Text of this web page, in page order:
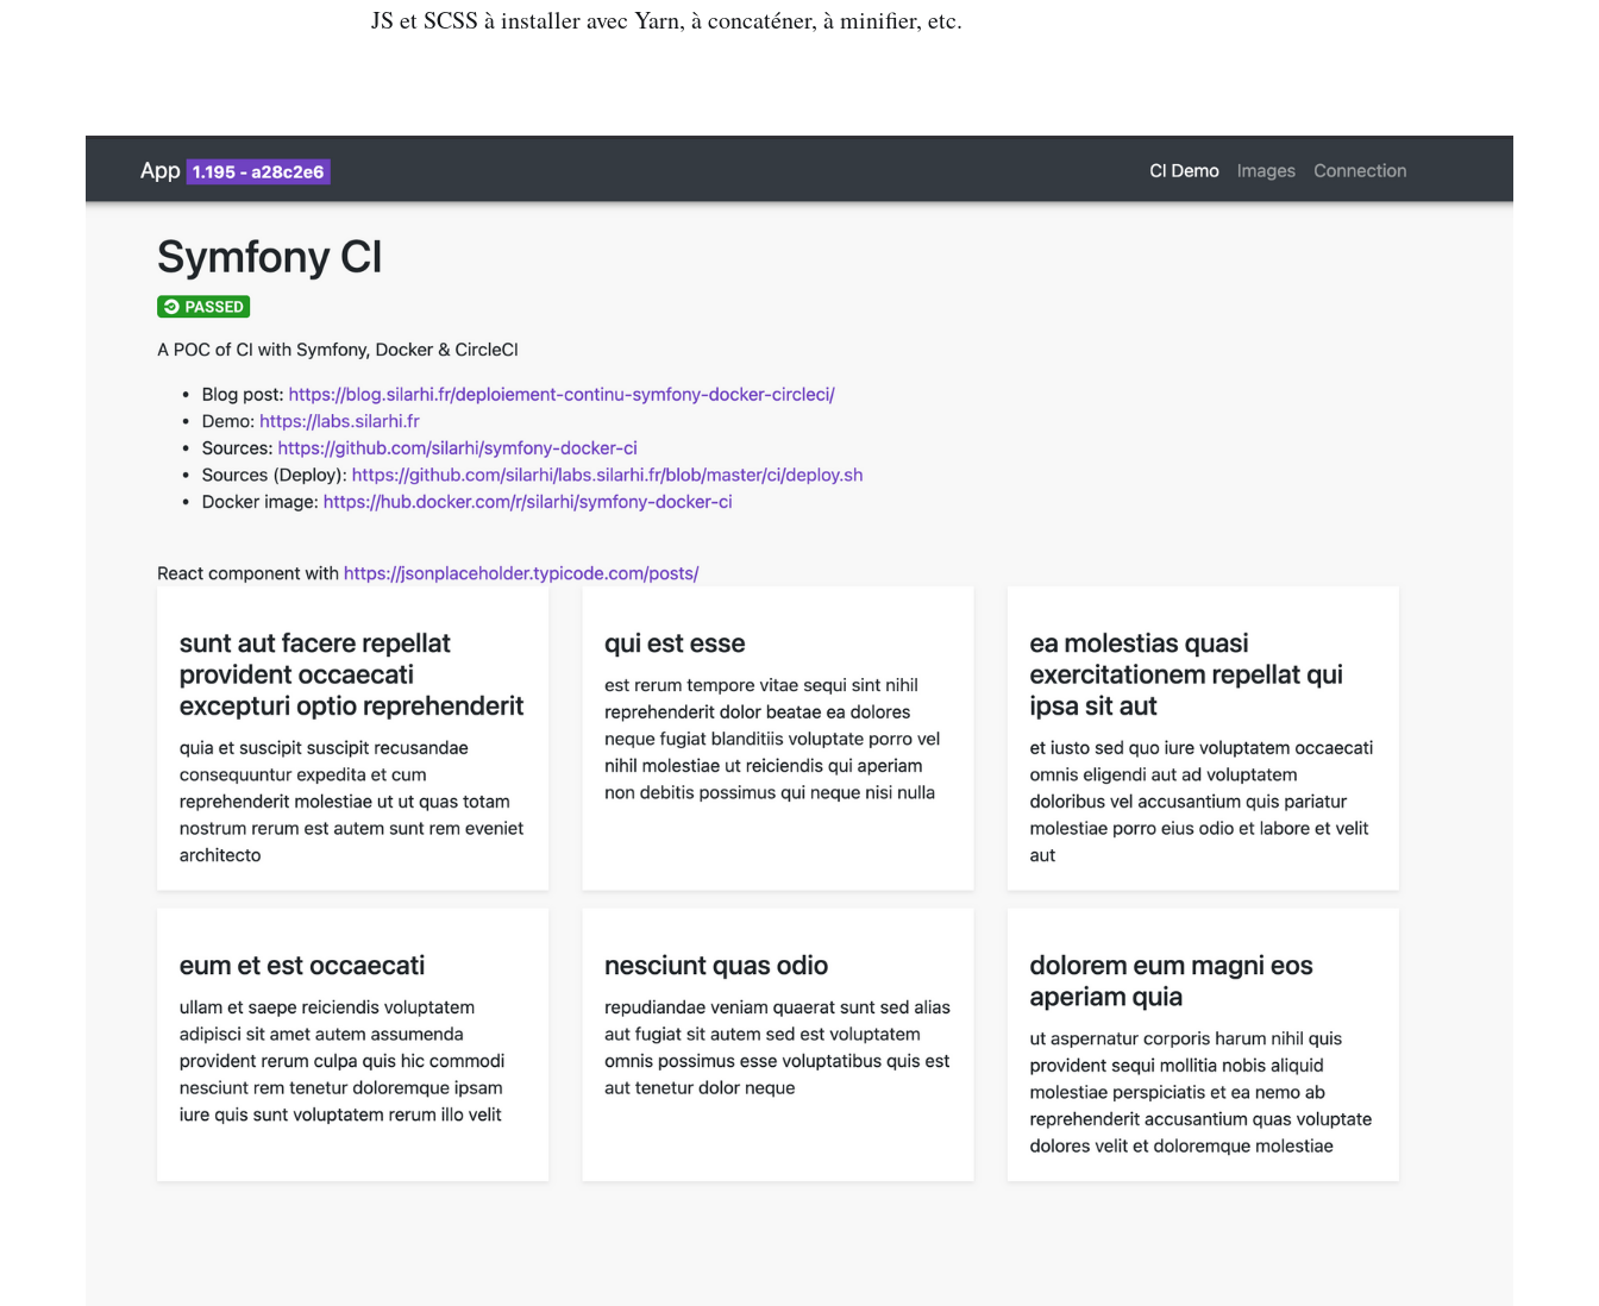
JS et SCSS à installer avec Yarn, à concaténer, à minifier, etc.